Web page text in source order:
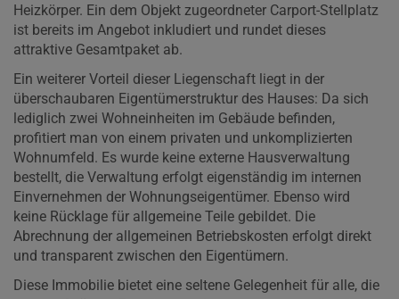
Heizkörper. Ein dem Objekt zugeordneter Carport-Stellplatz
ist bereits im Angebot inkludiert und rundet dieses
attraktive Gesamtpaket ab.
Ein weiterer Vorteil dieser Liegenschaft liegt in der
überschaubaren Eigentümerstruktur des Hauses: Da sich
lediglich zwei Wohneinheiten im Gebäude befinden,
profitiert man von einem privaten und unkomplizierten
Wohnumfeld. Es wurde keine externe Hausverwaltung
bestellt, die Verwaltung erfolgt eigenständig im internen
Einvernehmen der Wohnungseigentümer. Ebenso wird
keine Rücklage für allgemeine Teile gebildet. Die
Abrechnung der allgemeinen Betriebskosten erfolgt direkt
und transparent zwischen den Eigentümern.
Diese Immobilie bietet eine seltene Gelegenheit für alle, die